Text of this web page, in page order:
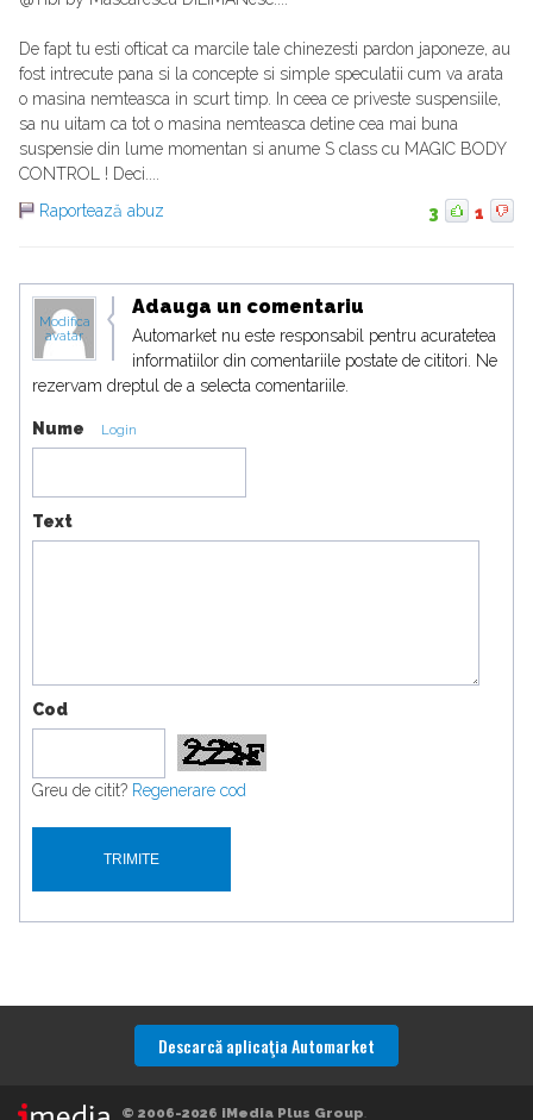
De fapt tu esti ofticat ca marcile tale chinezesti pardon japoneze, au
fost intrecute pana si la concepte si simple speculatii cum va arata
o masina nemteasca in scurt timp. In ceea ce priveste suspensiile,
sa nu uitam ca tot o masina nemteasca detine cea mai buna
suspensie din lume momentan si anume S class cu MAGIC BODY
CONTROL ! Deci....
Raportează abuz
3 1
Modifica
avatar
Adauga un comentariu
Automarket nu este responsabil pentru acuratetea
informatiilor din comentariile postate de cititori. Ne
rezervam dreptul de a selecta comentariile.
Nume Login
Text
Cod
Greu de citit? Regenerare cod
Descarcă aplicaţia Automarket
© 2006-2026 iMedia Plus Group.